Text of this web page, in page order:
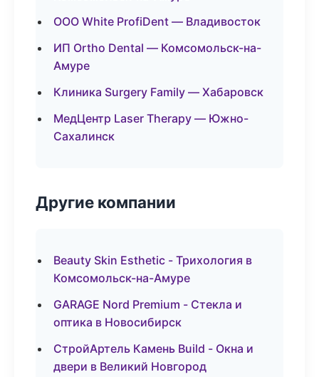
ООО White ProfiDent — Владивосток
ИП Ortho Dental — Комсомольск-на-
Амуре
Клиника Surgery Family — Хабаровск
МедЦентр Laser Therapy — Южно-
Сахалинск
Другие компании
Beauty Skin Esthetic - Трихология в
Комсомольск-на-Амуре
GARAGE Nord Premium - Стекла и
оптика в Новосибирск
СтройАртель Камень Build - Окна и
двери в Великий Новгород